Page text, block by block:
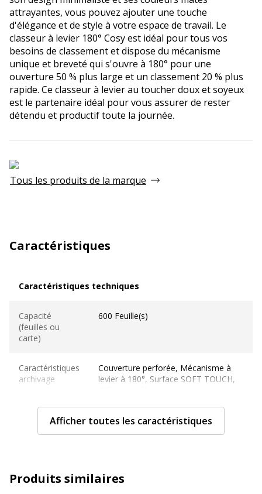
attrayantes, vous pouvez ajouter une touche
d'élégance et de style à votre espace de travail. Le
classeur à levier 180° Cosy est idéal pour tous vos
besoins de classement et dispose du mécanisme
unique et breveté qui s'ouvre à 180° pour une
ouverture 50 % plus large et un classement 20 % plus
rapide. Ce classeur à levier au toucher doux et soyeux
est le partenaire idéal pour vous assurer de rester
détendu et productif toute la journée.
Tous les produits de la marque
Caractéristiques
Caractéristiques techniques
Capacité
(feuilles ou
carte)
600 Feuille(s)
Caractéristiques
archivage
Couverture perforée, Mécanisme à
levier à 180°, Surface SOFT TOUCH,
Jaune chaleureux
Format pris en
A4 (210 x 297 mm)
Afficher toutes les caractéristiques
Produits similaires